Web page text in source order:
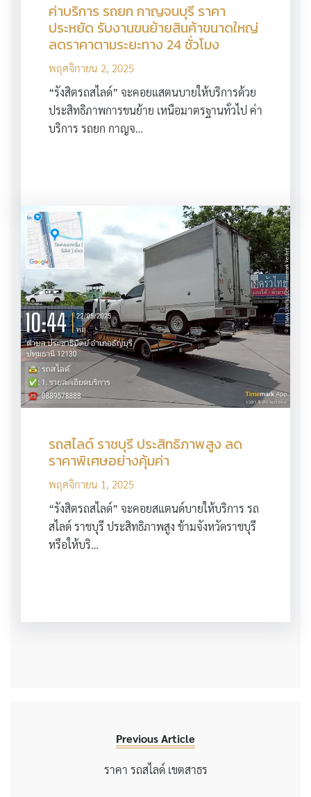
ค่าบริการ รถยก กาญจนบุรี ราคา
ประหยัด รับงานขนย้ายสินค้าขนาดใหญ่
ลดราคาตามระยะทาง 24 ชั่วโมง
พฤศจิกายน 2, 2025
“รังสิตรถสไลด์” จะคอยแสตนบายให้บริการด้วย
ประสิทธิภาพการขนย้าย เหนือมาตรฐานทั่วไป ค่า
บริการ รถยก กาญจ…
รถสไลด์ ราชบุรี ประสิทธิภาพสูง ลด
ราคาพิเศษอย่างคุ้มค่า
พฤศจิกายน 1, 2025
“รังสิตรถสไลด์” จะคอยสแตนด์บายให้บริการ รถ
สไลด์ ราชบุรี ประสิทธิภาพสูง ข้ามจังหวัดราชบุรี
หรือให้บริ…
Previous Article
ราคา รถสไลด์ เขตสาธร